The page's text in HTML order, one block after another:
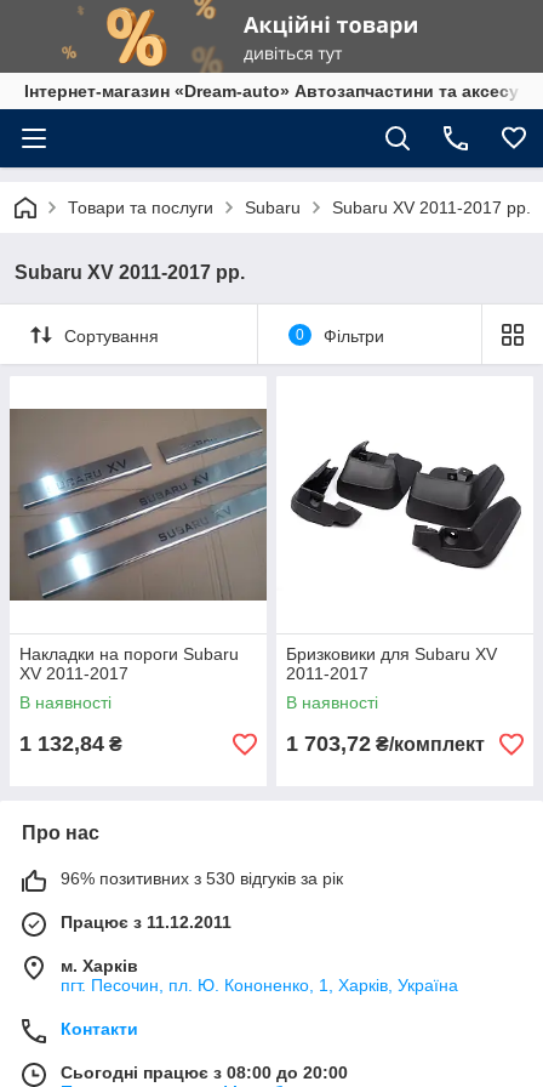
Інтернет-магазин «Dream-auto» Автозапчастини та
Товари та послуги Subaru Subaru XV 2011-2017 рр.
Subaru XV 2011-2017 рр.
Сортування 0 Фільтри
Накладки на пороги Subaru
XV 2011-2017
В наявності
1 132,84 ₴
Бризковики для Subaru XV
2011-2017
В наявності
1 703,72 ₴/комплект
Про нас
96% позитивних з 530 відгуків за рік
Працює з 11.12.2011
м. Харків
пгт. Песочин, пл. Ю. Кононенко, 1, Харків, Україна
Контакти
Сьогодні працює з 08:00 до 20:00